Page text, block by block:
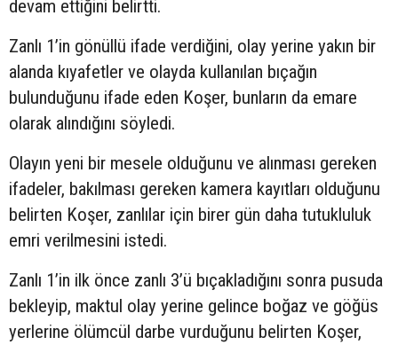
devam ettiğini belirtti.
Zanlı 1’in gönüllü ifade verdiğini, olay yerine yakın bir
alanda kıyafetler ve olayda kullanılan bıçağın
bulunduğunu ifade eden Koşer, bunların da emare
olarak alındığını söyledi.
Olayın yeni bir mesele olduğunu ve alınması gereken
ifadeler, bakılması gereken kamera kayıtları olduğunu
belirten Koşer, zanlılar için birer gün daha tutukluluk
emri verilmesini istedi.
Zanlı 1’in ilk önce zanlı 3’ü bıçakladığını sonra pusuda
bekleyip, maktul olay yerine gelince boğaz ve göğüs
yerlerine ölümcül darbe vurduğunu belirten Koşer,